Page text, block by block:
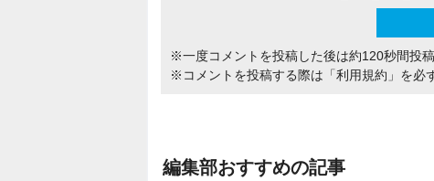
※一度コメントを投稿した後は約120秒間投
※コメントを投稿する際は 「利用規約」 を必
編集部おすすめの記事